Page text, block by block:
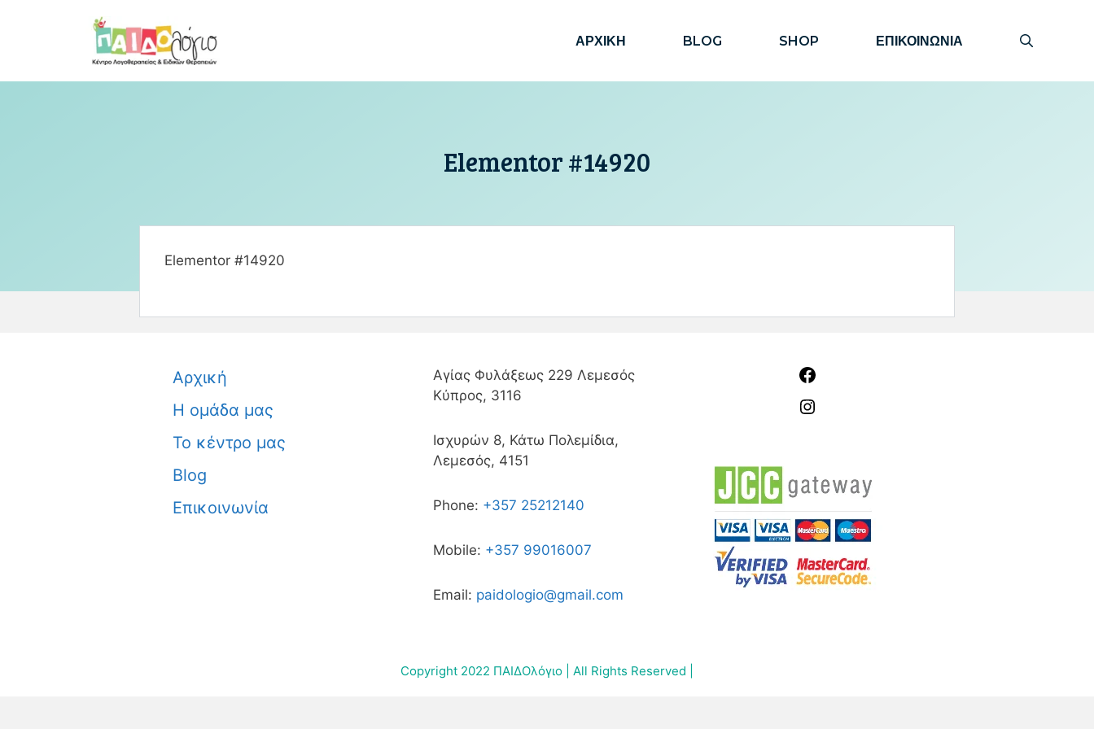
ΑΡΧΙΚΗ BLOG SHOP ΕΠΙΚΟΙΝΩΝΙΑ
Elementor #14920
Elementor #14920
Αρχική
Η ομάδα μας
Το κέντρο μας
Blog
Επικοινωνία
Αγίας Φυλάξεως 229 Λεμεσός
Κύπρος, 3116
Ισχυρών 8, Κάτω Πολεμίδια,
Λεμεσός, 4151
Phone: +357 25212140
Mobile: +357 99016007
Email: paidologio@gmail.com
Copyright 2022 ΠΑΙΔΟλόγιο | All Rights Reserved |